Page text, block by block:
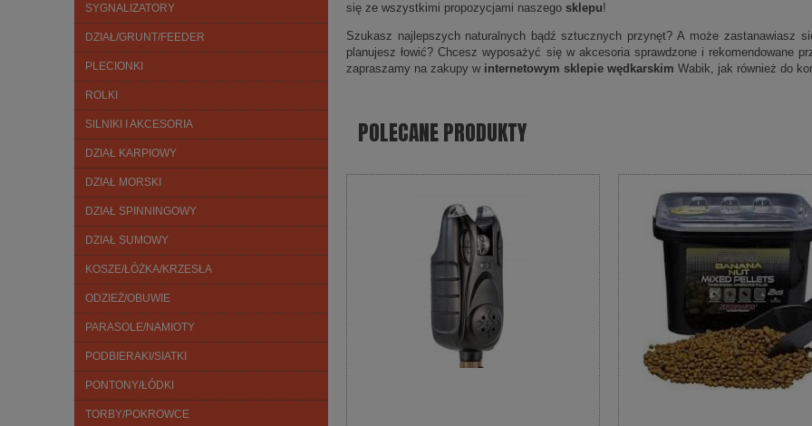
SYGNALIZATORY
DZIAŁ/GRUNT/FEEDER
PLECIONKI
ROLKI
SILNIKI I AKCESORIA
DZIAŁ KARPIOWY
DZIAŁ MORSKI
DZIAŁ SPINNINGOWY
DZIAŁ SUMOWY
KOSZE/ŁÓŻKA/KRZESŁA
ODZIEŻ/OBUWIE
PARASOLE/NAMIOTY
PODBIERAKI/SIATKI
PONTONY/ŁÓDKI
TORBY/POKROWCE
się ze wszystkimi propozycjami naszego sklepu!
Szukasz najlepszych naturalnych bądź sztucznych przynęt? A może zastanawiasz
planujesz łowić? Chcesz wyposażyć się w akcesoria sprawdzone i rekomendowane
zapraszamy na zakupy w internetowym sklepie wędkarskim Wabik, jak również do
POLECANE PRODUKTY